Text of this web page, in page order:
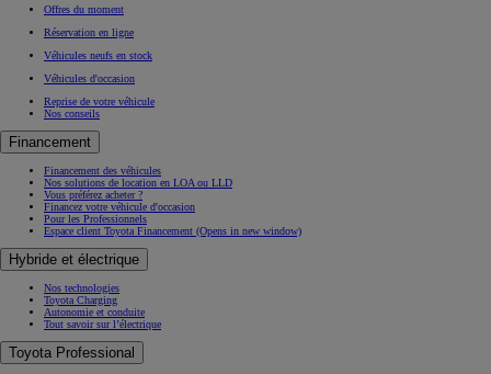
Offres du moment
Réservation en ligne
Véhicules neufs en stock
Véhicules d'occasion
Reprise de votre véhicule
Nos conseils
Financement
Financement des véhicules
Nos solutions de location en LOA ou LLD
Vous préférez acheter ?
Financez votre véhicule d'occasion
Pour les Professionnels
Espace client Toyota Financement (Opens in new window)
Hybride et électrique
Nos technologies
Toyota Charging
Autonomie et conduite
Tout savoir sur l’électrique
Toyota Professional